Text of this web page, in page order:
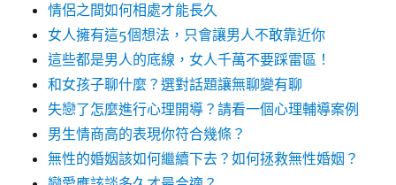
情侶之間如何相處才能長久
女人擁有這5個想法，只會讓男人不敢靠近你
這些都是男人的底線，女人千萬不要踩雷區！
和女孩子聊什麼？選對話題讓無聊變有聊
失戀了怎麼進行心理開導？請看一個心理輔導案例
男生情商高的表現你符合幾條？
無性的婚姻該如何繼續下去？如何拯救無性婚姻？